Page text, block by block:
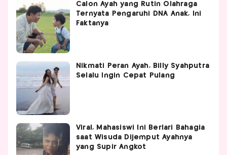
Calon Ayah yang Rutin Olahraga
Ternyata Pengaruhi DNA Anak, Ini
Faktanya
Nikmati Peran Ayah, Billy Syahputra
Selalu Ingin Cepat Pulang
Viral, Mahasiswi Ini Berlari Bahagia
saat Wisuda Dijemput Ayahnya
yang Supir Angkot